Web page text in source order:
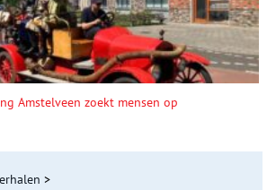
Amstelveen zoekt mensen op
>